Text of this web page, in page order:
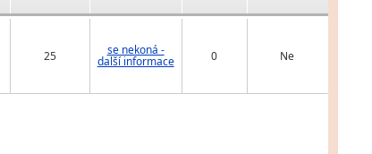
25 se nekoná -
další informace 0 Ne